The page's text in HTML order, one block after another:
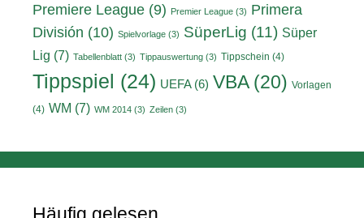
Premiere League (9) Premier League (3) Primera
División (10) Spielvorlage (3) SüperLig (11) Süper
Lig (7) Tabellenblatt (3) Tippauswertung (3) Tippschein (4)
Tippspiel (24) UEFA(6) VBA(20) Vorlagen
(4) WM (7) WM 2014 (3) Zeilen (3)